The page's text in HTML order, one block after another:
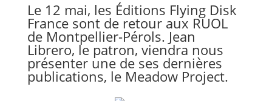
Le 12 mai, les Éditions Flying Disk
France sont de retour aux RUOL
de Montpellier-Pérols. Jean
Librero, le patron, viendra nous
présenter une de ses dernières
publications, le Meadow Project.